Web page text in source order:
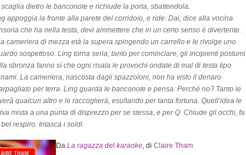
dietro le banconote e richiude la porta, sbattendola.
appoggia la fronte alla parete del corridoio, e ride: Dai, dice alla vocina
che ha nella testa, devi ammettere che in un certo senso è divertente.
cameriera di mezza età la supera spingendo un carrello e le rivolge uno
sospettoso. Ling torna seria; tanto per cominciare, gli incipienti postumi
sbronza fanno sì che ogni risata le provochi ondate di mal di testa tipo
La cameriera, nascosta dagli spazzoloni, non ha visto il denaro
per terra. Ling guarda le banconote e pensa: Perché no? Tanto le
qualcun altro e le raccoglierà, esultando per tanta fortuna. Quell’idea le
mista a una punta di disprezzo per se stessa, e per Q. Chiude gli occhi, fa
respiro. Intasca i soldi.
Da La ragazza del karaoke, di Claire Tham